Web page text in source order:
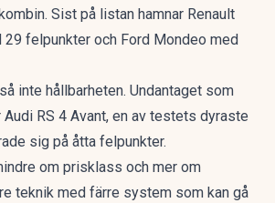
. Sist på listan hamnar Renault
29 felpunkter och Ford Mondeo med
inte hållbarheten. Undantaget som
RS 4 Avant, en av testets dyraste
sig på åtta felpunkter.
om prisklass och mer om
teknik med färre system som kan gå